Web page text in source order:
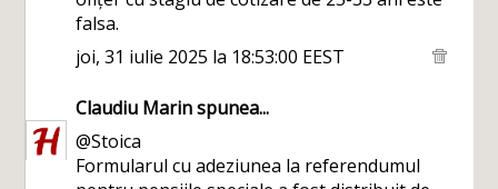
falsa.
joi, 31 iulie 2025 la 18:53:00 EEST
Claudiu Marinspunea...
@Stoica
Formularul cu adeziunea la referendumul